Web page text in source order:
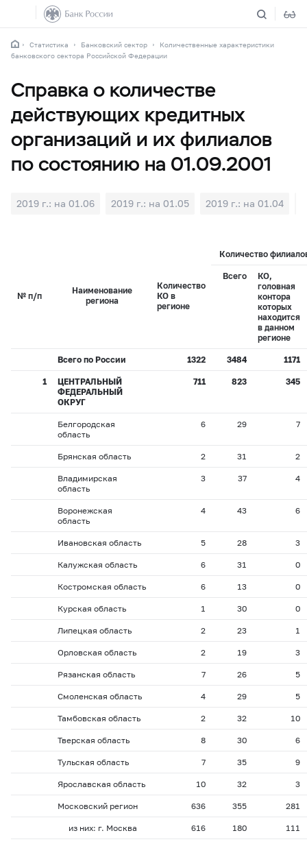
Статистика Банковский сектор
Количественные характеристики
банковского сектора Российской Федерации
Справка о количестве
действующих кредитных
организаций и их филиалов
по состоянию на 01.09.2001
2019 г.: на 01.06 2019 г.: на 01.05 2019 г.: на 01.04
№ п/п
Наименование
региона
Количество
КО в
регионе
Количество
Всего
КО,
головная
контора
которых
находится
в данном
регионе
Всего по России 1322 3484 1171
1
ЦЕНТРАЛЬНЫЙ
ФЕДЕРАЛЬНЫЙ
ОКРУГ
711 823 345
Белгородская
область
6 29 7
Брянская область 2 31 2
Владимирская
область
3 37 4
Воронежская
область
4 43 6
Ивановская область 5 28 3
Калужская область 6 31 0
Костромская область 6 13 0
Курская область 1 30 0
Липецкая область 2 23 1
Орловская область 2 19 3
Рязанская область 7 26 5
Смоленская область 4 29 5
Тамбовская область 2 32 10
Тверская область 8 30 6
Тульская область 7 35 9
Ярославская область 10 32 3
Московский регион 636 355 281
из них: г. Москва 616 180 111